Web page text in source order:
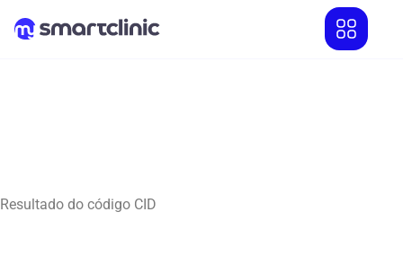
Resultado do código CID